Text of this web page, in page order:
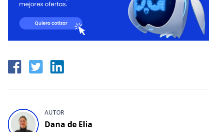
AUTOR
Dana de Elia